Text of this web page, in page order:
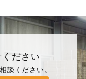
ださい
談ください。